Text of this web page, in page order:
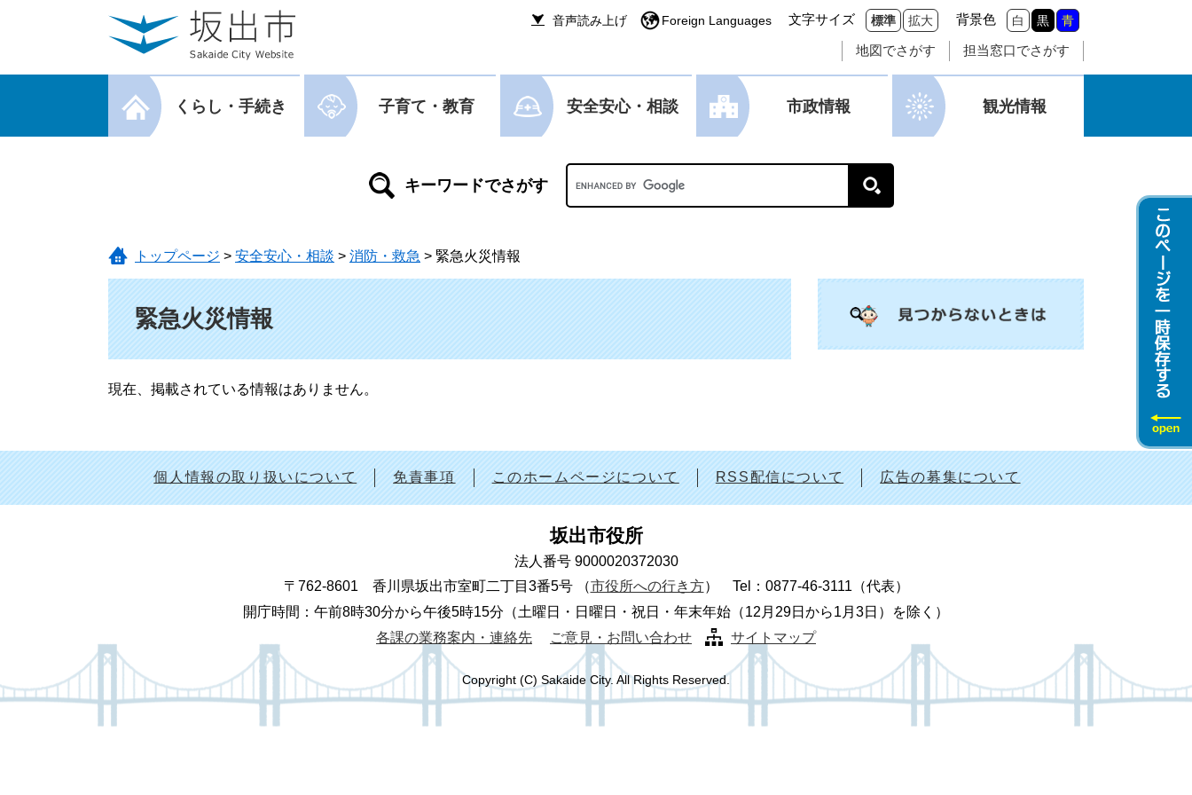
音声読み上げ Foreign Languages 文字サイズ 標準 拡大 背景色 白 黒 青
地図でさがす 担当窓口でさがす
メニューを閉じる
くらし・手続き 子育て・教育 安全安心・相談 市政情報 観光情報
Googleカスタム検索
トップページ > 安全安心・相談 > 消防・救急 > 緊急火災情報
緊急火災情報
現在、掲載されている情報はありません。
個人情報の取り扱いについて 免責事項 このホームページについて RSS配信について 広告の募集について
坂出市役所
法人番号 9000020372030
〒762-8601 香川県坂出市室町二丁目3番5号
（市役所への行き方）
Tel：0877-46-3111（代表）
開庁時間：午前8時30分から午後5時15分（土曜日・日曜日・祝日・年末年始（12月29日から1月3日）を除く）
各課の業務案内・連絡先
ご意見・お問い合わせ サイトマップ
Copyright (C) Sakaide City. All Rights Reserved.